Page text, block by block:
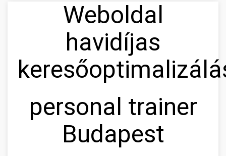
Weboldal
havidíjas
personal trainer
Budapest